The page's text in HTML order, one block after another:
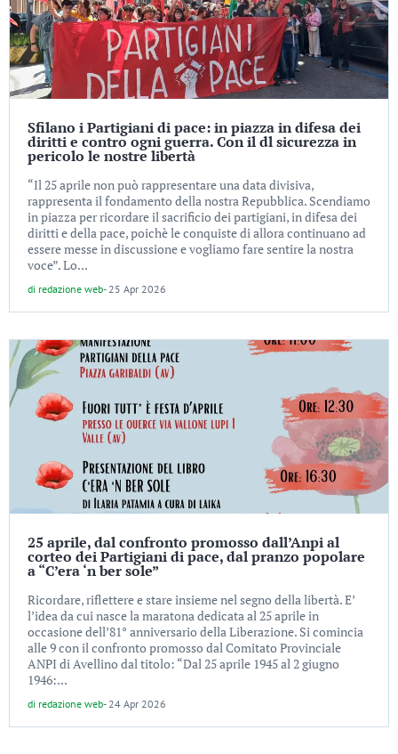
Sfilano i Partigiani di pace: in piazza in difesa dei
diritti e contro ogni guerra. Con il dl sicurezza in
pericolo le nostre libertà
“Il 25 aprile non può rappresentare una data divisiva,
rappresenta il fondamento della nostra Repubblica. Scendiamo
in piazza per ricordare il sacrificio dei partigiani, in difesa dei
diritti e della pace, poichè le conquiste di allora continuano ad
essere messe in discussione e vogliamo fare sentire la nostra
voce”. Lo...
di redazione web- 25 Apr 2026
25 aprile, dal confronto promosso dall’Anpi al
corteo dei Partigiani di pace, dal pranzo popolare
a “C’era ‘n ber sole”
Ricordare, riflettere e stare insieme nel segno della libertà. E’
l’idea da cui nasce la maratona dedicata al 25 aprile in
occasione dell’81° anniversario della Liberazione. Si comincia
alle 9 con il confronto promosso dal Comitato Provinciale
ANPI di Avellino dal titolo: “Dal 25 aprile 1945 al 2 giugno
1946:...
di redazione web- 24 Apr 2026